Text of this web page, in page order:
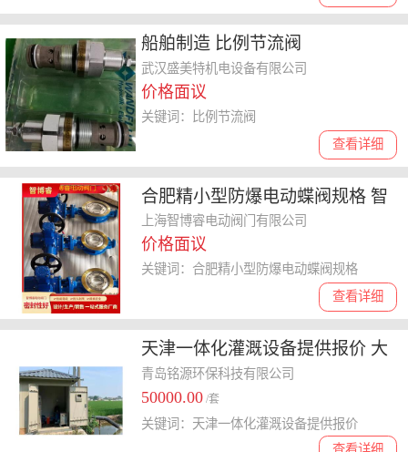
船舶制造 比例节流阀
武汉盛美特机电设备有限公司
价格面议
查看详细
关键词：比例节流阀
合肥精小型防爆电动蝶阀规格 智
博睿电动阀门 供货及时
上海智博睿电动阀门有限公司
价格面议
查看详细
关键词：合肥精小型防爆电动蝶阀规格
天津一体化灌溉设备提供报价 大
流量智慧灌溉泵房 用于提水灌溉
青岛铭源环保科技有限公司
50000.00 /套
查看详细
关键词：天津一体化灌溉设备提供报价